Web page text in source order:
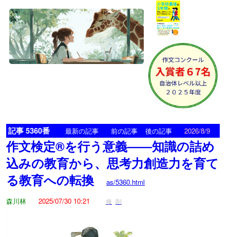
記事 5360番 最新の記事 前の記事 後の記事 2026/8/9
作文検定®を行う意義――知識の詰め
込みの教育から、思考力創造力を育て
る教育への転換
as/5360.html
森川林
2025/07/30 10:21 修 削